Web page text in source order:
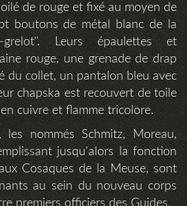
de rouge et fixé au moyen de
boutons de métal blanc de la
Leurs épaulettes et
rouge, une grenade de drap
du collet, un pantalon bleu avec
chapska est recouvert de toile
cuivre et flamme tricolore.
nommés Schmitz, Moreau,
jusqu'alors la fonction
Cosaques de la Meuse, sont
au sein du nouveau corps